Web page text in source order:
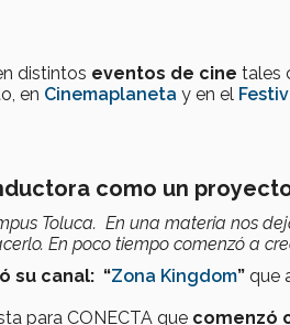
distintos eventos de cine tales
en Cinemaplaneta y en el
como un
Toluca. En una materia nos
En poco tiempo comenzó a
su canal: “Zona Kingdom” que
para CONECTA que comenzó